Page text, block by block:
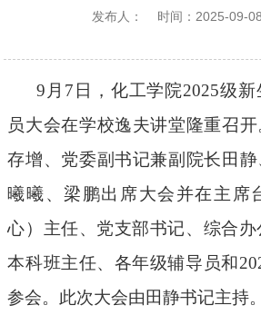
发布人： 时间：2025-09-08
9月7日，化工学院2025级
员大会在学校逸夫讲堂隆重召
存增、党委副书记兼副院长田
曦曦、梁鹏出席大会并在主席
心）主任、党支部书记、综合办
本科班主任、各年级辅导员和
参会。此次大会由田静书记主持。